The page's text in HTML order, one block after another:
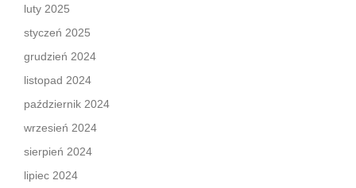
luty 2025
styczeń 2025
grudzień 2024
listopad 2024
październik 2024
wrzesień 2024
sierpień 2024
lipiec 2024